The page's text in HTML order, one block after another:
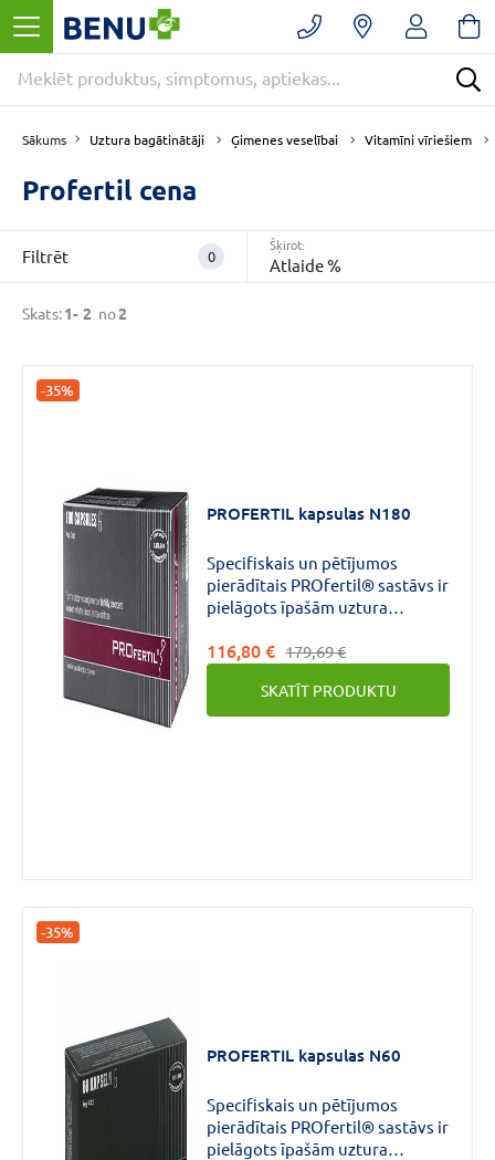
Sākums Uztura bagātinātāji Ģimenes veselībai Vitamīni vīriešiem
FiltrētNoņemt
filtrus
Kategorijas
E
APTIEKA
(2)
Ģimenes
veselībai
(2)
Uztura
(2)
VAIRĀK
CENA
Zīmols
Kapsulas (2)
Profertil cena
Skats:1- 2 no2
Filtrēt 0
Šķirot:
Atlaide %
-35%
PROFERTIL kapsulas N180
Specifiskais un pētījumos
pierādītais PROfertil® sastāvs ir
pielāgots īpašām uztura
pielietošanas sfērā un
apmierina sevišķi palielinātās
uztura prasības vīriešiem ar
auglības traucējumiem un vēlmi
116,80 € 179,69 €
SKATĪT PRODUKTU
-35%
PROFERTIL kapsulas N60
Specifiskais un pētījumos
pierādītais PROfertil® sastāvs ir
pielāgots īpašām uztura